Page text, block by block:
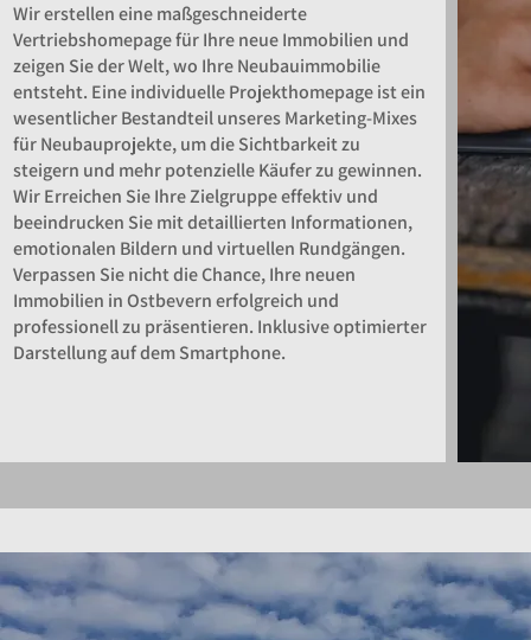
Wir erstellen eine maßgeschneiderte
Vertriebshomepage für Ihre neue Immobilien und
zeigen Sie der Welt, wo Ihre Neubauimmobilie
entsteht. Eine individuelle Projekthomepage ist ein
wesentlicher Bestandteil unseres Marketing-Mixes
für Neubauprojekte, um die Sichtbarkeit zu
steigern und mehr potenzielle Käufer zu gewinnen.
Wir Erreichen Sie Ihre Zielgruppe effektiv und
beeindrucken Sie mit detaillierten Informationen,
emotionalen Bildern und virtuellen Rundgängen.
Verpassen Sie nicht die Chance, Ihre neuen
Immobilien in Ostbevern erfolgreich und
professionell zu präsentieren. Inklusive optimierter
Darstellung auf dem Smartphone.